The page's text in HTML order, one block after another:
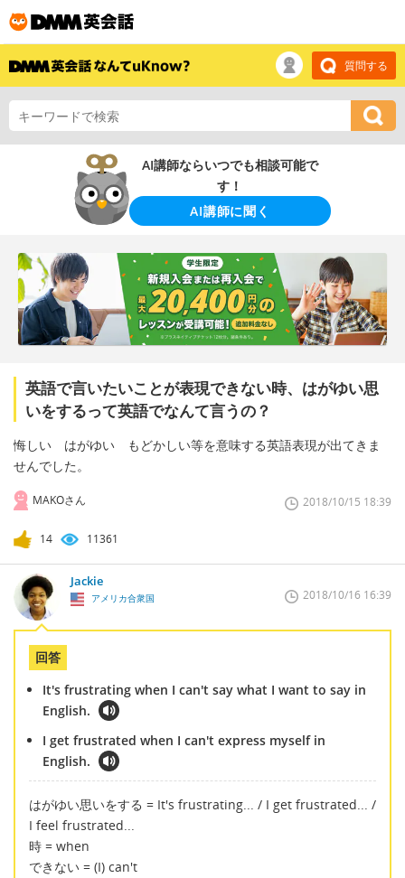
質問する
AI講師ならいつでも相談可能で
す！
AI講師に聞く
英語で言いたいことが表現できない時、はがゆい思
いをするって英語でなんて言うの？
悔しい はがゆい もどかしい等を意味する英語表現が出てきま
せんでした。
MAKOさん 2018/10/15 18:39
14 11361
Jackie
アメリカ合衆国 2018/10/16 16:39
回答
It's frustrating when I can't say what I want to say in
English.
I get frustrated when I can't express myself in
English.
はがゆい思いをする = It's frustrating... / I get frustrated... /
I feel frustrated...
時 = when
できない = (I) can't